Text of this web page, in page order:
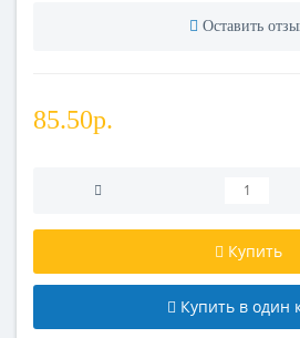
Оставить
85.50р.
Купить
Купить в один